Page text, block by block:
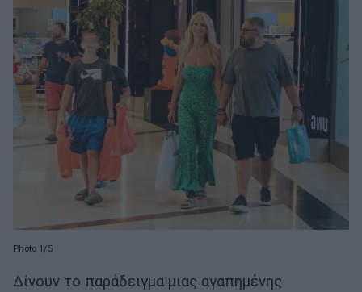
Photo 1/5
Δίνουν το παράδειγμα μιας αγαπημένης